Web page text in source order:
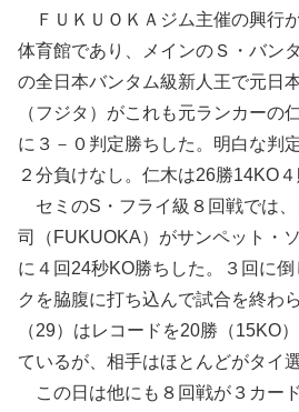
ＦＵＫＵＯＫＡジム主催の興行
体育館であり、メインのＳ・バン
の全日本バンタム級新人王で元日
（フジタ）がこれも元ランカーの
に３－０判定勝ちした。明白な判
２分負けなし。仁木は26勝14KO４
セミのS・フライ級８回戦では
司（FUKUOKA）がサンペット・
に４回24秒KO勝ちした。３回に
クを脇腹に打ち込んで試合を終わ
（29）はレコードを20勝（15KO
ているが、相手はほとんどがタイ選
この日は他にも８回戦が３カー